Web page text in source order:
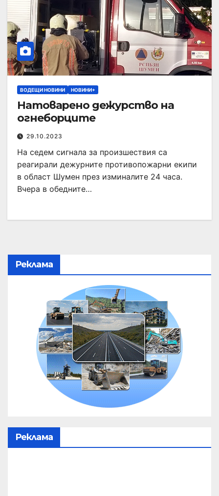
ВОДЕЩИ НОВИНИ НОВИНИ+
Натоварено дежурство на
огнеборците
29.10.2023
На седем сигнала за произшествия са
реагирали дежурните противопожарни екипи
в област Шумен през изминалите 24 часа.
Вчера в обедните…
Реклама
Реклама